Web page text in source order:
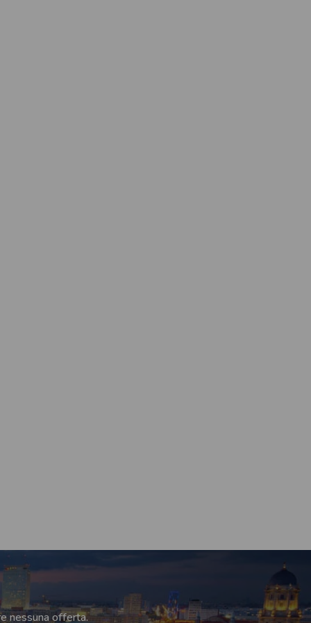
nessuna offerta.